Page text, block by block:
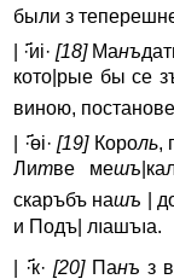
были з
| ·҃иі·[18] Манъ
кото|рые бы се
виною,
| ·҃өі·[19] Король,
Литве мешъ
скаръбъ нашъ |
и Подъ| лıaшъıa.
| ·҃к·[20]Панъ з